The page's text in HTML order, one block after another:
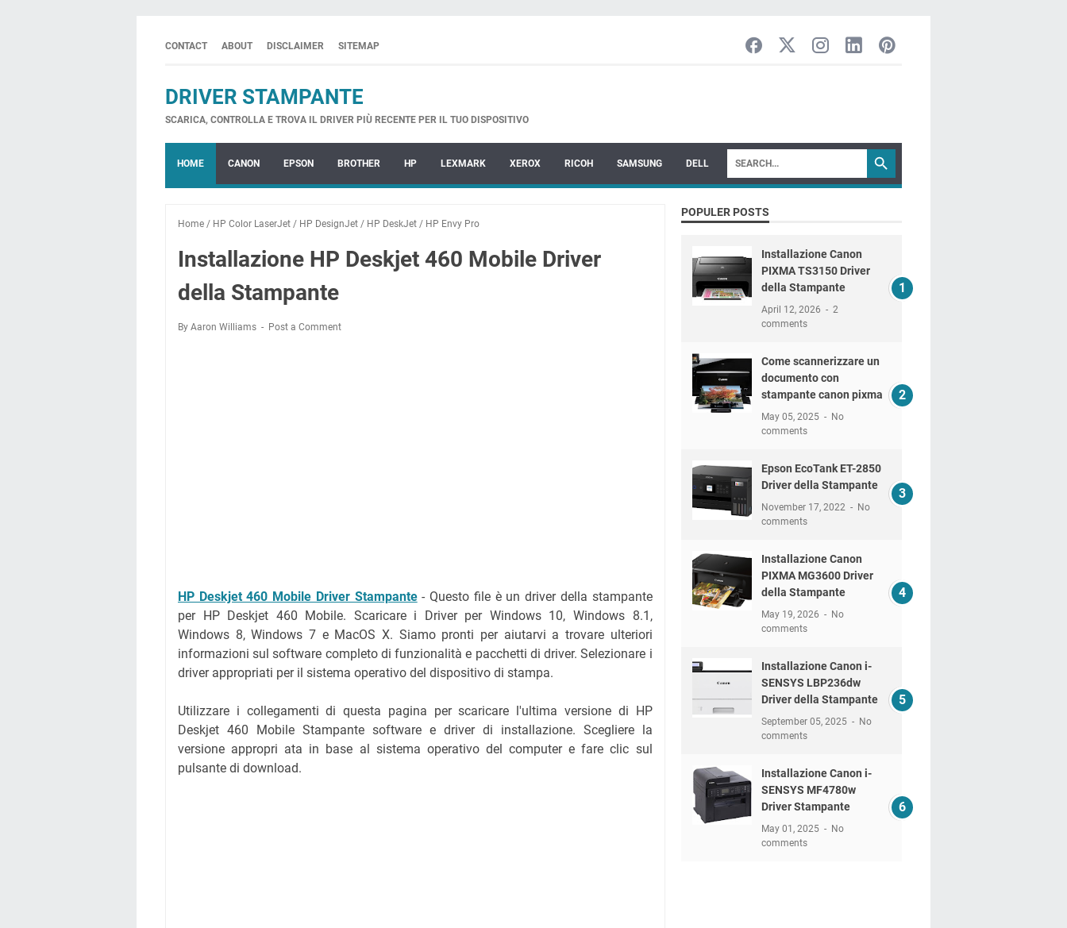
CONTACT ABOUT DISCLAIMER SITEMAP
DRIVER STAMPANTE
SCARICA, CONTROLLA E TROVA IL DRIVER PIÙ RECENTE PER IL TUO DISPOSITIVO
HOME CANON EPSON BROTHER HP LEXMARK XEROX RICOH SAMSUNG DELL
Home / HP Color LaserJet / HP DesignJet / HP DeskJet / HP Envy Pro
Installazione HP Deskjet 460 Mobile Driver
della Stampante
By Aaron Williams Post a Comment
HP Deskjet 460 Mobile Driver Stampante-Questo file è un driver della stampante
per HP Deskjet 460 Mobile. Scaricare i Driver per Windows 10, Windows 8.1,
Windows 8, Windows 7 e MacOS X. Siamo pronti per aiutarvi a trovare ulteriori
informazioni sul software completo di funzionalità e pacchetti di driver. Selezionare i
driver appropriati per il sistema operativo del dispositivo di stampa.
Utilizzare i collegamenti di questa pagina per scaricare l'ultima versione di HP
Deskjet 460 Mobile Stampante software e driver di installazione. Scegliere la
versione appropri ata in base al sistema operativo del computer e fare clic sul
pulsante di download.
POPULER POSTS
Installazione Canon
PIXMA TS3150 Driver
della Stampante
April 12, 2026
2
comments
Come scannerizzare un
documento con
stampante canon pixma
May 05, 2025
No
comments
Epson EcoTank ET-2850
Driver della Stampante
November 17, 2022
No
comments
Installazione Canon
PIXMA MG3600 Driver
della Stampante
May 19, 2026
No
comments
Installazione Canon i-
SENSYS LBP236dw
Driver della Stampante
September 05, 2025
No
comments
Installazione Canon i-
SENSYS MF4780w
Driver Stampante
May 01, 2025
No
comments